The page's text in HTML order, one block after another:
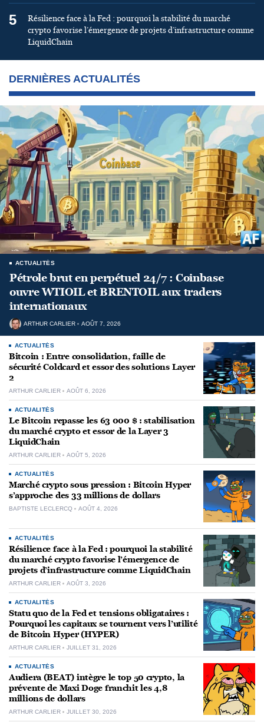
5
Résilience face à la Fed : pourquoi la stabilité du marché
crypto favorise l’émergence de projets d’infrastructure comme
LiquidChain
DERNIÈRES ACTUALITÉS
ACTUALITÉS
Pétrole brut en perpétuel 24/7 : Coinbase
ouvre WTIOIL et BRENTOIL aux traders
internationaux
ARTHUR CARLIER AOÛT 7, 2026
ACTUALITÉS
Bitcoin : Entre consolidation, faille de
sécurité Coldcard et essor des solutions Layer
2
ARTHUR CARLIER AOÛT 6, 2026
ACTUALITÉS
Le Bitcoin repasse les 63 000 $ : stabilisation
du marché crypto et essor de la Layer 3
LiquidChain
ARTHUR CARLIER AOÛT 5, 2026
ACTUALITÉS
Marché crypto sous pression : Bitcoin Hyper
s’approche des 33 millions de dollars
BAPTISTE LECLERCQ AOÛT 4, 2026
ACTUALITÉS
Résilience face à la Fed : pourquoi la stabilité
du marché crypto favorise l’émergence de
projets d’infrastructure comme LiquidChain
ARTHUR CARLIER AOÛT 3, 2026
ACTUALITÉS
Statu quo de la Fed et tensions obligataires :
Pourquoi les capitaux se tournent vers l’utilité
de Bitcoin Hyper (HYPER)
ARTHUR CARLIER JUILLET 31, 2026
ACTUALITÉS
Audiera (BEAT) intègre le top 50 crypto, la
prévente de Maxi Doge franchit les 4,8
millions de dollars
ARTHUR CARLIER JUILLET 30, 2026